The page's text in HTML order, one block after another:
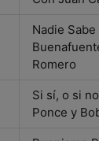
Nadie
Romero
Si sí, o si
Ponce y